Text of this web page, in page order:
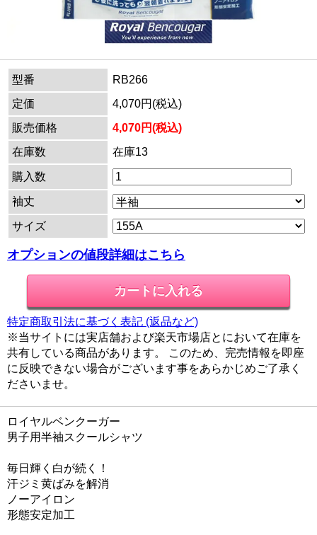
型番
RB266
定価
4,070円(税込)
販売価格
4,070円(税込)
在庫数
在庫13
購入数
袖丈
サイズ
オプションの値段詳細はこちら
特定商取引法に基づく表記 (返品など)
※当サイトには実店舗および楽天市場店とにおいて在庫を
共有している商品があります。 このため、完売情報を即座
に反映できない場合がございます事をあらかじめご了承く
ださいませ。
ロイヤルベンクーガー
男子用半袖スクールシャツ
毎日輝く白が続く！
汗ジミ黄ばみを解消
ノーアイロン
形態安定加工